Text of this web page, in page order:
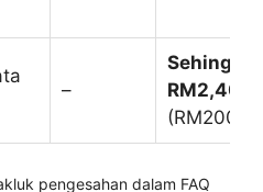
–
Sehingga
(RM200/
pengesahan dalam FAQ